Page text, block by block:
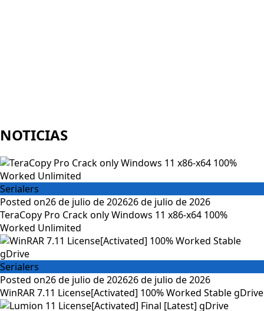
NOTICIAS
Serialers
Posted on26 de julio de 202626 de julio de 2026
TeraCopy Pro Crack only Windows 11 x86-x64 100%
Worked Unlimited
Serialers
Posted on26 de julio de 202626 de julio de 2026
WinRAR 7.11 License[Activated] 100% Worked Stable gDrive